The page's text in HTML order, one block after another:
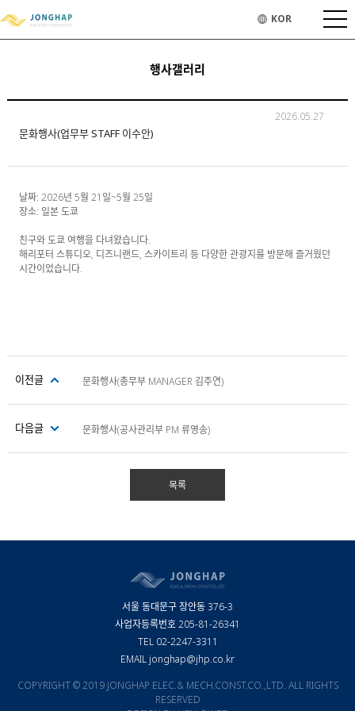
KOR
행사갤러리
문화행사(업무부 STAFF 이수안)
2026.05.27
날짜: 2026년 5월 21일~5월 25일
장소: 일본 도쿄
친구와 도쿄 여행을 다녀왔습니다.
해리포터 스튜디오, 디즈니랜드, 스카이트리 등 다양한 관광지를 방문해 즐거웠던
시간이었습니다.
이전글 문화행사(총무부 MANAGER 김주연)
다음글 문화행사(공사관리부 PM 류영송)
서울 동대문구 장안동 376-3
사업자등록번호 205-81-26341
TEL 02-2247-3311
EMAIL jonghap@jhp.co.kr
COPYRIGHT © 2019 JONGHAP ELEC.& MECH.CONST.CO.,LTD. ALL RIGHTS
RESERVED